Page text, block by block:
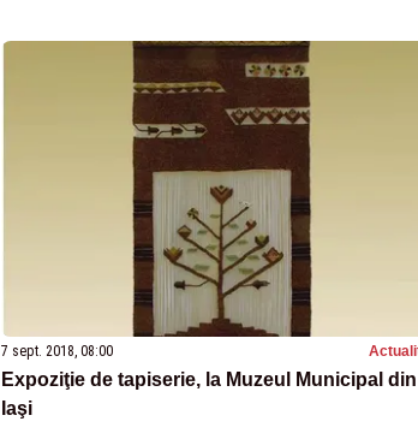
7 sept. 2018, 08:00
Expoziţie de tapiserie, la Muzeul Municipal din
Iaşi